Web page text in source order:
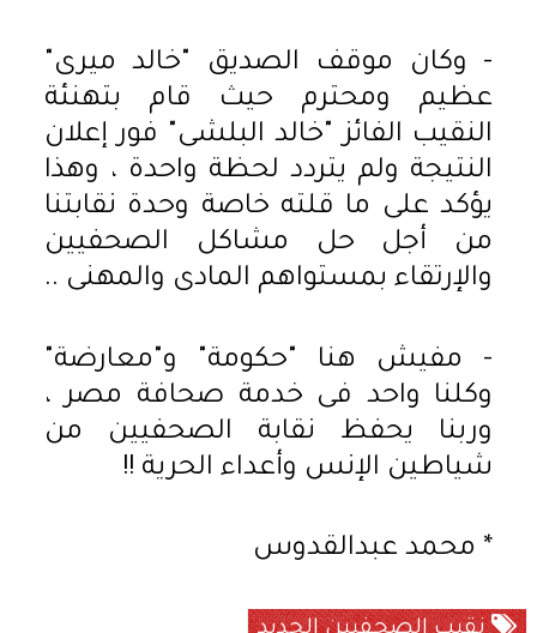
- وكان موقف الصديق "خالد ميرى"
عظيم ومحترم حيث قام بتهنئة
النقيب الفائز "خالد البلشى" فور إعلان
النتيجة ولم يتردد لحظة واحدة ، وهذا
يؤكد على ما قلته خاصة وحدة نقابتنا
من أجل حل مشاكل الصحفيين
والإرتقاء بمستواهم المادى والمهنى ..
- مفيش هنا "حكومة" و"معارضة"
وكلنا واحد فى خدمة صحافة مصر ،
وربنا يحفظ نقابة الصحفيين من
شياطين الإنس وأعداء الحرية !!
* محمد عبدالقدوس